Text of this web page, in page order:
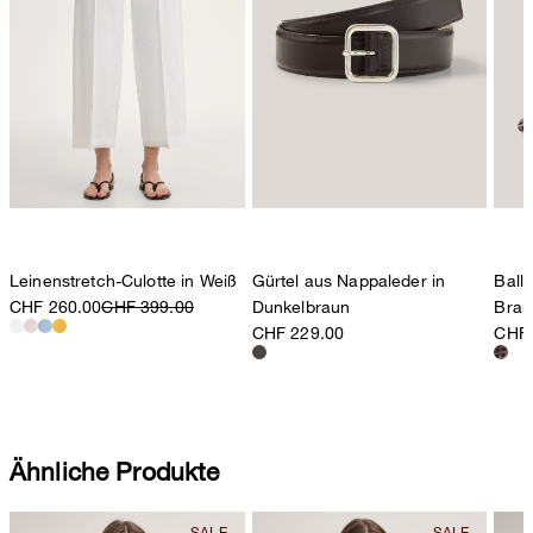
Leinenstretch-Culotte in Weiß
CHF 260.00CHF 399.00
Gürtel aus Nappaleder in
Dunkelbraun
CHF 229.00
Ähnliche Produkte